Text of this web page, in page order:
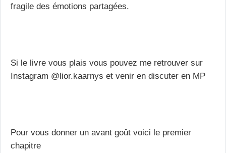
fragile des émotions partagées.
Si le livre vous plais vous pouvez me retrouver sur
Instagram @lior.kaarnys et venir en discuter en MP
Pour vous donner un avant goût voici le premier
chapitre